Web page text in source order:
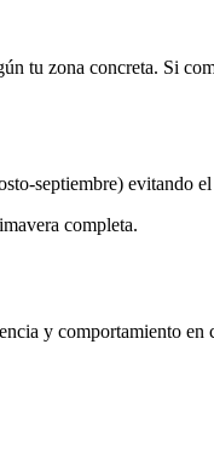
tu zona concreta. Si
septiembre) evitando
completa.
y comportamiento